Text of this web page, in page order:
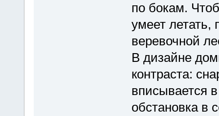
по бокам.
умеет летать,
веревочной
В дизайне
контраста:
вписывается
обстановка в